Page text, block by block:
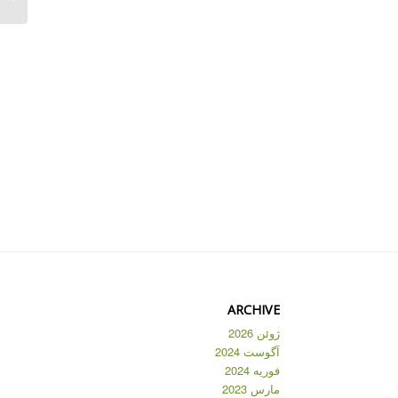
ARCHIVE
ژوئن 2026
آگوست 2024
فوریه 2024
مارس 2023